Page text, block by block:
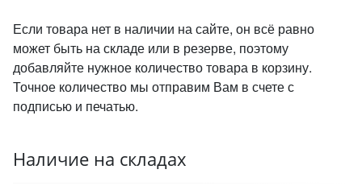
Если товара нет в наличии на сайте, он всё равно
может быть на складе или в резерве, поэтому
добавляйте нужное количество товара в корзину.
Точное количество мы отправим Вам в счете с
подписью и печатью.
Наличие на складах